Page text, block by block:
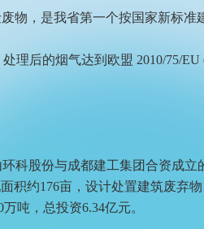
物，是我省第一个按国家新标准
理后的烟气达到欧盟 2010/75/
科股份与成都建工集团合资成立
积约176亩，设计处置建筑废弃
吨，总投资6.34亿元。